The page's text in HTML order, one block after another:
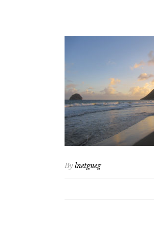
By lnetgueg